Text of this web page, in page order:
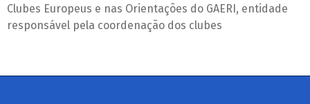
Clubes Europeus e nas Orientações do GAERI, entidade
responsável pela coordenação dos clubes